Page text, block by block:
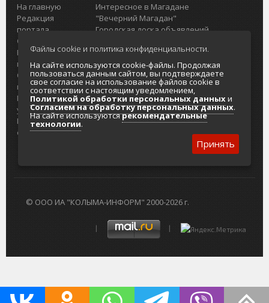
На главную
Редакция
портала
О проекте
Реклама на
портале
Отзывы и
предложения
Интернет-
услуги
Разработка
сайтов
Интересное в Магадане
"Вечерний Магадан"
Городская доска объявлений
Главный туристический портал
Колымы
Политика в отношении обработки
персональных данных
Согласие на обработку персональных
данных
© ООО ИА "КОЛЫМА-ИНФОРМ" 2000-2026 г.
Файлы cookie и политика конфиденциальности.
На сайте используются cookie-файлы. Продолжая
пользоваться данным сайтом, вы подтверждаете
свое согласие на использование файлов cookie в
соответствии с настоящим уведомлением,
Политикой обработки персональных данныхи
Согласием на обработку персональных данных.
На сайте используютсярекомендательные
технологии.
Принять